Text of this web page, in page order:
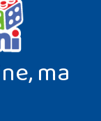
ma